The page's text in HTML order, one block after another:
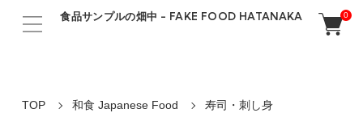
食品サンプルの畑中 - FAKE FOOD HATANAKA 0
TOP 和食 Japanese Food
寿司・刺し身